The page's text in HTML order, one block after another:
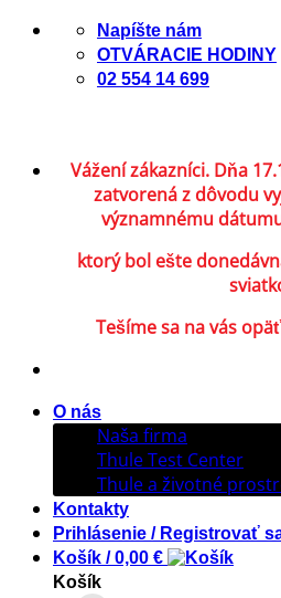
Skip
Napíšte nám
OTVÁRACIE HODINY
02 554 14 699
Vážení zákazníci. Dňa
zatvorená z dôvodu
významnému
ktorý bol ešte
Tešíme sa na vás
O nás
Naša firma
Thule Test Center
Thule a životné
Kontakty
Prihlásenie / Registrovať
Košík /0,00 €
Košík